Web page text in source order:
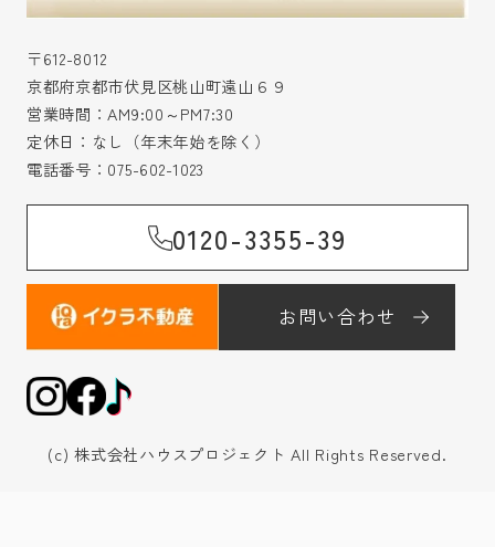
〒612-8012
京都府京都市伏見区桃山町遠山６９
営業時間：AM9:00～PM7:30
定休日：なし（年末年始を除く）
電話番号： 075-602-1023
0120-3355-39
お問い合わせ
(c) 株式会社ハウスプロジェクト All Rights Reserved.